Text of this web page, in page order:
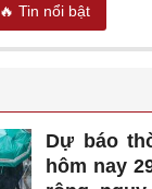
🔥 Tin nổi bật
Dự báo
hôm nay